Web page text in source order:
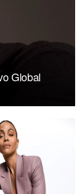
Global